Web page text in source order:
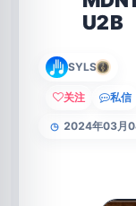
U2B
SYLS
关注 私信
◷ 2024年03月